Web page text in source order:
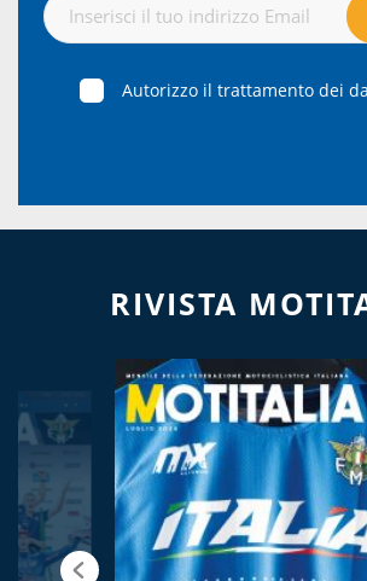
Autorizzo il trattamento dei
RIVISTA